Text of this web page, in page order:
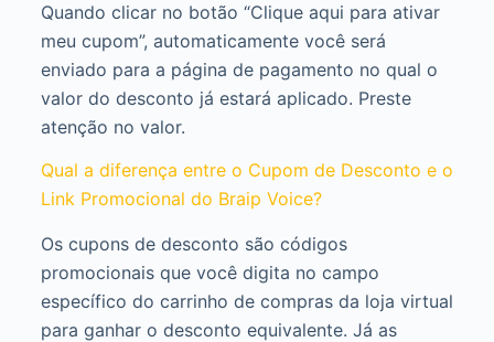
Quando clicar no botão “Clique aqui para ativar
meu cupom”, automaticamente você será
enviado para a página de pagamento no qual o
valor do desconto já estará aplicado. Preste
atenção no valor.
Qual a diferença entre o Cupom de Desconto e o
Link Promocional do Braip Voice?
Os cupons de desconto são códigos
promocionais que você digita no campo
específico do carrinho de compras da loja virtual
para ganhar o desconto equivalente. Já as